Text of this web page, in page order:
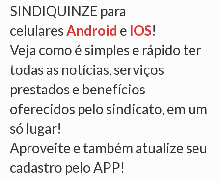
RIBEIRÃO PRETO
SÃO JOSÉ DOS CAMPOS
SÃO JOSÉ DO RIO PRETO
SOROCABA
NOTÍCIAS
BOLETIM
VÍDEOS
CONVÊNIOS
SINDICALIZE-SE
SINDIQUINZE para
celularesAndroid e IOS!
Veja como é simples e rápido ter
todas as notícias, serviços
prestados e benefícios
oferecidos pelo sindicato, em um
só lugar!
Aproveite e também atualize seu
cadastro pelo APP!